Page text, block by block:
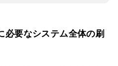
必要なシステム全体の刷